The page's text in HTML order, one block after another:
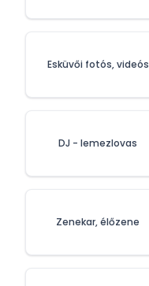
Esküvői fotós, videós
DJ - lemezlovas
Zenekar, élőzene